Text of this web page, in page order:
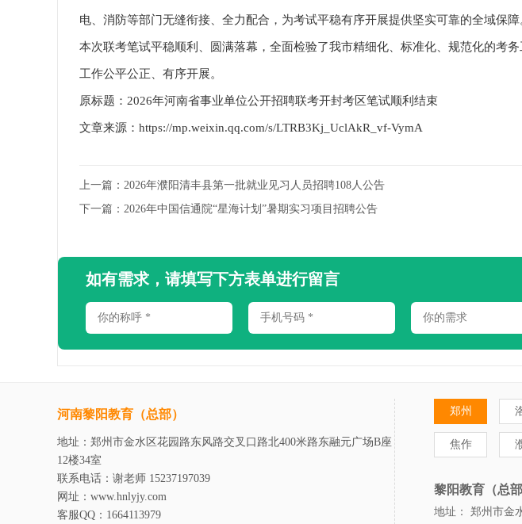
电、消防等部门无缝衔接、全力配合，为考试平稳有序开展提供坚实可靠的全域保障
本次联考笔试平稳顺利、圆满落幕，全面检验了我市精细化、标准化、规范化的考
工作公平公正、有序开展。
原标题：2026年河南省事业单位公开招聘联考开封考区笔试顺利结束
文章来源：https://mp.weixin.qq.com/s/LTRB3Kj_UclAkR_vf-VymA
上一篇： 2026年濮阳清丰县第一批就业见习人员招聘108人公告
下一篇： 2026年中国信通院“星海计划”暑期实习项目招聘公告
如有需求，请填写下方表单进行留言
河南黎阳教育（总部）
地址：郑州市金水区花园路东风路交叉口路北400米路东融元广场B座
12楼34室
联系电话：谢老师 15237197039
网址：www.hnlyjy.com
客服QQ：1664113979
郑州
焦作
黎阳教育（总部
地址： 郑州市金